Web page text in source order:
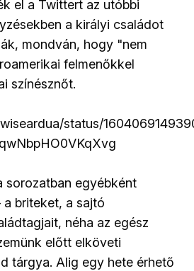
el a Twittert az utóbbi
a királyi családot
mondván, hogy "nem
felmenőkkel
színésznőt.
status/
sorozatban egyébként
a briteket, a sajtó
néha az egész
előtt elköveti
tárgya. Alig egy hete érhető